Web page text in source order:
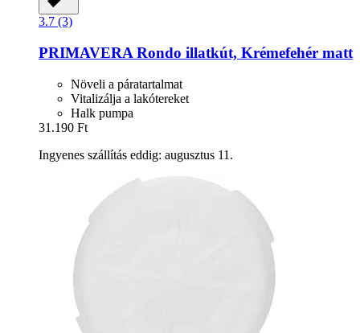
3.7 (3)
PRIMAVERA Rondo illatkút, Krémefehér matt
Növeli a páratartalmat
Vitalizálja a lakótereket
Halk pumpa
31.190 Ft
Ingyenes szállítás eddig: augusztus 11.